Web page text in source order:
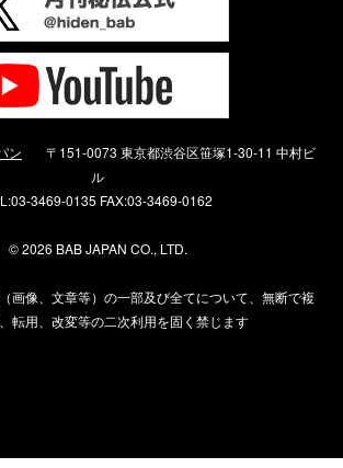
ン
〒151-0073 東京都渋谷区笹塚1-30-11 中村ビ
ル
3469-0135 FAX:03-3469-0162
©2026 BAB JAPAN CO., LTD.
画像、文章等）の一部及び全てについて、無断で複
転用、改変等の二次利用を固く禁じます